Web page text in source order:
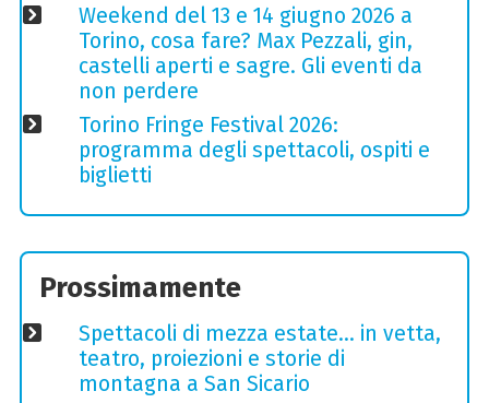
Weekend del 13 e 14 giugno 2026 a
Torino, cosa fare? Max Pezzali, gin,
castelli aperti e sagre. Gli eventi da
non perdere
Torino Fringe Festival 2026:
programma degli spettacoli, ospiti e
biglietti
Prossimamente
Spettacoli di mezza estate… in vetta,
teatro, proiezioni e storie di
montagna a San Sicario